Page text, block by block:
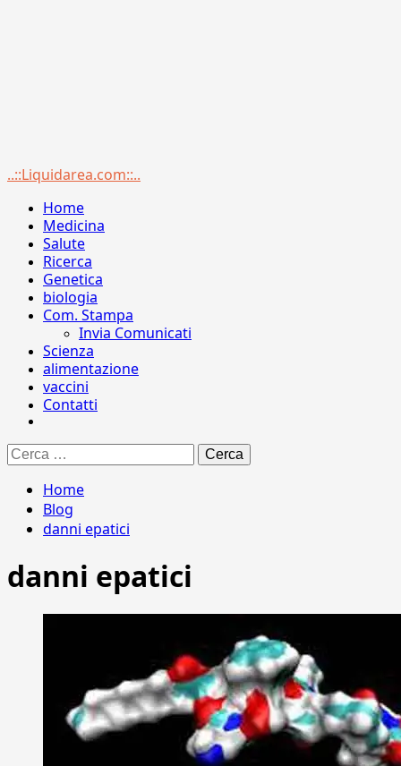
Menu
..::Liquidarea.com::..
Home
Medicina
Salute
Ricerca
Genetica
biologia
Com. Stampa
Invia Comunicati
Scienza
alimentazione
vaccini
Contatti
Ricerca
per:
Home
Blog
danni epatici
danni epatici